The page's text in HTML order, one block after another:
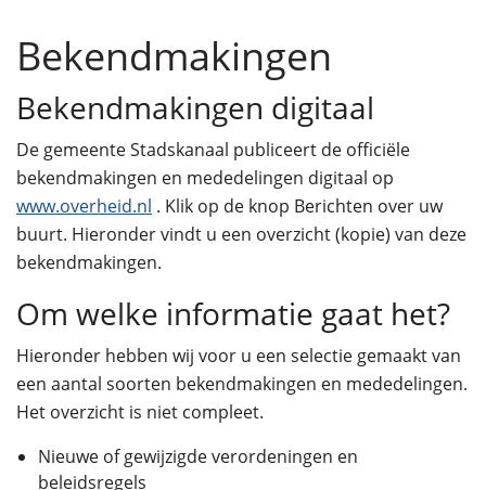
Bekendmakingen
Bekendmakingen digitaal
De gemeente Stadskanaal publiceert de officiële
bekendmakingen en mededelingen digitaal op
www.overheid.nl . Klik op de knop Berichten over uw
buurt. Hieronder vindt u een overzicht (kopie) van deze
bekendmakingen.
Om welke informatie gaat het?
Hieronder hebben wij voor u een selectie gemaakt van
een aantal soorten bekendmakingen en mededelingen.
Het overzicht is niet compleet.
Nieuwe of gewijzigde verordeningen en
beleidsregels